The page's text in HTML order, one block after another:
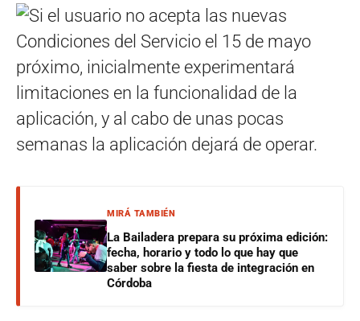
MIRÁ TAMBIÉN
La Bailadera prepara su próxima edición:
fecha, horario y todo lo que hay que
saber sobre la fiesta de integración en
Córdoba